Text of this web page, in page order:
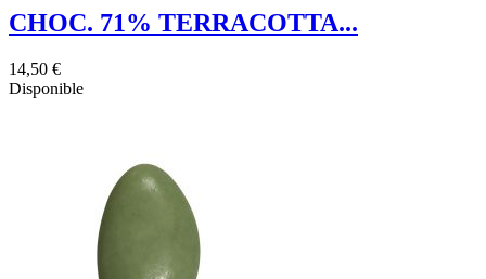
CHOC. 71% TERRACOTTA...
14,50 €
Disponible